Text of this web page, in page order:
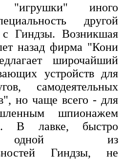
"игрушки" иного
другой
с Гиндзы. Возникшая
назад фирма "Кони
широчайший
устройств для
самодеятельных
но чаще всего - для
шпионажем
В лавке, быстро
одной из
Гиндзы, не